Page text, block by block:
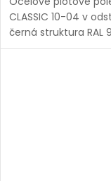
CLASSIC 10-04 v
černá struktura RAL
Bezúdržbová ocel